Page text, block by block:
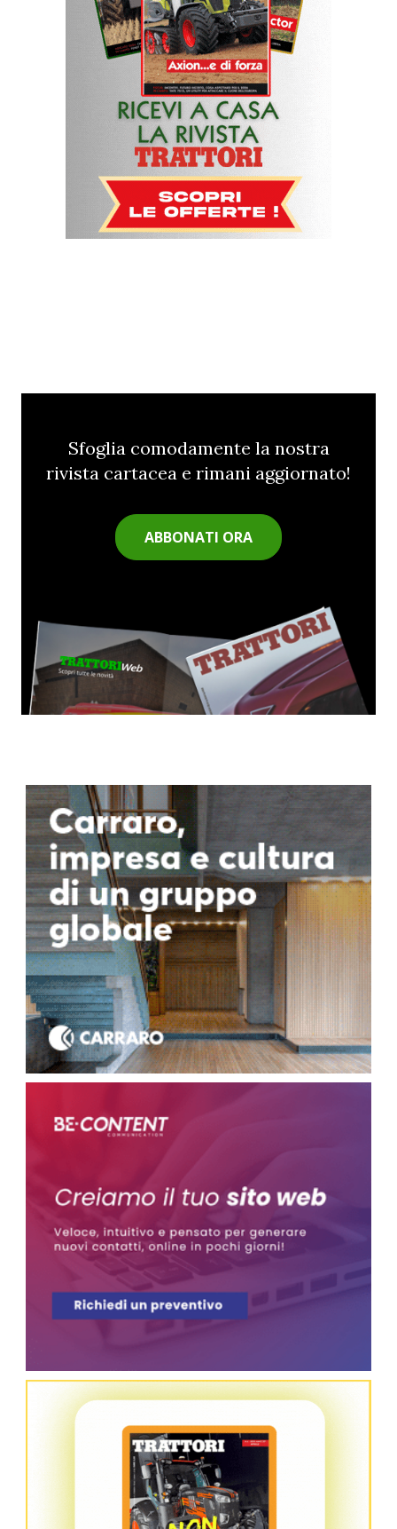
Sfoglia comodamente la nostra
rivista cartacea e rimani aggiornato!
ABBONATI ORA